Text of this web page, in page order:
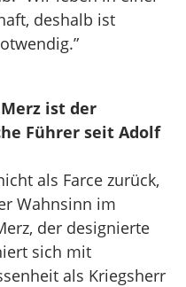
deshalb ist
ist der
Führer seit Adolf
als Farce zurück,
Wahnsinn im
der designierte
sich mit
als Kriegsherr